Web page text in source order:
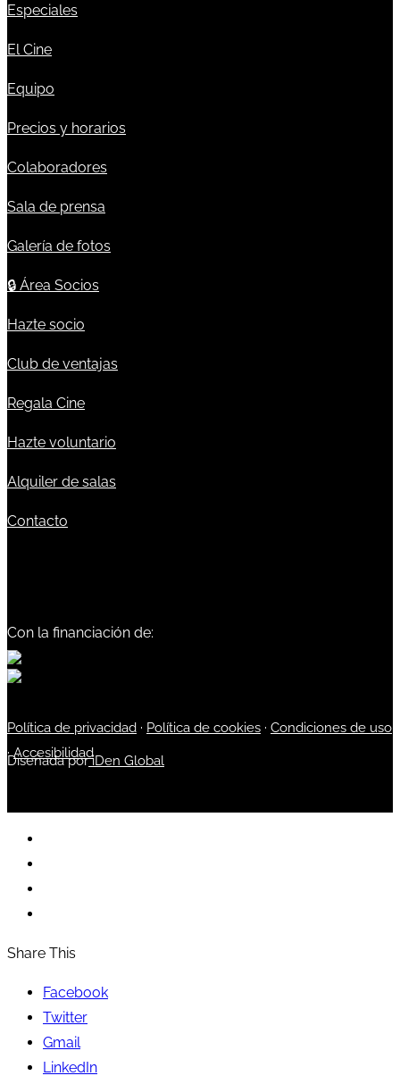
Especiales
El Cine
Equipo
Precios y horarios
Colaboradores
Sala de prensa
Galería de fotos
🔒 Área Socios
Hazte socio
Club de ventajas
Regala Cine
Hazte voluntario
Alquiler de salas
Contacto
Con la financiación de:
Política de privacidad · Política de cookies · Condiciones de uso
·Accesibilidad
Diseñada poriDen Global
Share This
Facebook
Twitter
Gmail
LinkedIn